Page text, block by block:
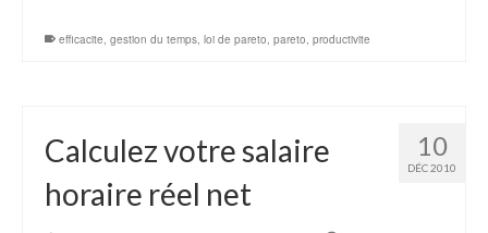
efficacite, gestion du temps, loi de pareto, pareto, productivite
10
DÉC 2010
Calculez votre salaire
horaire réel net